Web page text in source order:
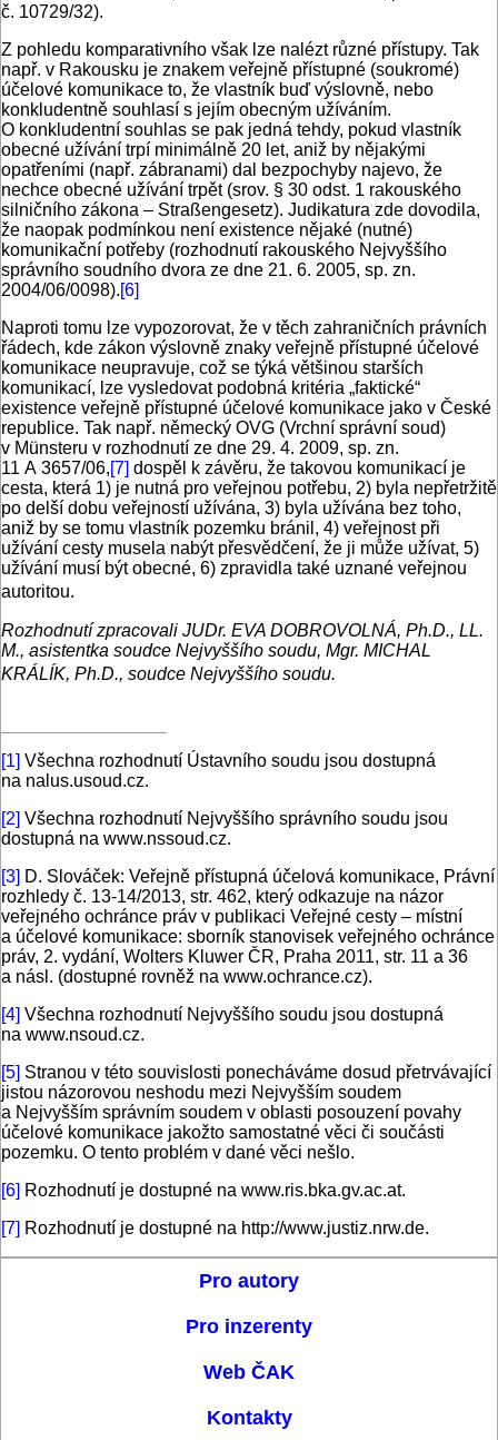
č. 10729/32).
Z pohledu komparativního však lze nalézt různé přístupy. Tak
např. v Rakousku je znakem veřejně přístupné (soukromé)
účelové komunikace to, že vlastník buď výslovně, nebo
konkludentně souhlasí s jejím obecným užíváním.
O konkludentní souhlas se pak jedná tehdy, pokud vlastník
obecné užívání trpí minimálně 20 let, aniž by nějakými
opatřeními (např. zábranami) dal bezpochyby najevo, že
nechce obecné užívání trpět (srov. § 30 odst. 1 rakouského
silničního zákona – Straßengesetz). Judikatura zde dovodila,
že naopak podmínkou není existence nějaké (nutné)
komunikační potřeby (rozhodnutí rakouského Nejvyššího
správního soudního dvora ze dne 21. 6. 2005, sp. zn.
2004/06/0098).[6]
Naproti tomu lze vypozorovat, že v těch zahraničních právních
řádech, kde zákon výslovně znaky veřejně přístupné účelové
komunikace neupravuje, což se týká většinou starších
komunikací, lze vysledovat podobná kritéria „faktické“
existence veřejně přístupné účelové komunikace jako v České
republice. Tak např. německý OVG (Vrchní správní soud)
v Münsteru v rozhodnutí ze dne 29. 4. 2009, sp. zn.
11 A 3657/06,[7] dospěl k závěru, že takovou komunikací je
cesta, která 1) je nutná pro veřejnou potřebu, 2) byla nepřetržitě
po delší dobu veřejností užívána, 3) byla užívána bez toho,
aniž by se tomu vlastník pozemku bránil, 4) veřejnost při
užívání cesty musela nabýt přesvědčení, že ji může užívat, 5)
užívání musí být obecné, 6) zpravidla také uznané veřejnou
autoritou.
Rozhodnutí zpracovali JUDr. EVA DOBROVOLNÁ, Ph.D., LL.
M., asistentka soudce Nejvyššího soudu, Mgr. MICHAL
KRÁLÍK, Ph.D., soudce Nejvyššího soudu.
[1] Všechna rozhodnutí Ústavního soudu jsou dostupná
na nalus.usoud.cz.
[2] Všechna rozhodnutí Nejvyššího správního soudu jsou
dostupná na www.nssoud.cz.
[3] D. Slováček: Veřejně přístupná účelová komunikace, Právní
rozhledy č. 13-14/2013, str. 462, který odkazuje na názor
veřejného ochránce práv v publikaci Veřejné cesty – místní
a účelové komunikace: sborník stanovisek veřejného ochránce
práv, 2. vydání, Wolters Kluwer ČR, Praha 2011, str. 11 a 36
a násl. (dostupné rovněž na www.ochrance.cz).
[4] Všechna rozhodnutí Nejvyššího soudu jsou dostupná
na www.nsoud.cz.
[5] Stranou v této souvislosti ponecháváme dosud přetrvávající
jistou názorovou neshodu mezi Nejvyšším soudem
a Nejvyšším správním soudem v oblasti posouzení povahy
účelové komunikace jakožto samostatné věci či součásti
pozemku. O tento problém v dané věci nešlo.
[6] Rozhodnutí je dostupné na www.ris.bka.gv.ac.at.
[7] Rozhodnutí je dostupné na http://www.justiz.nrw.de.
Pro autory
Pro inzerenty
Web ČAK
Kontakty